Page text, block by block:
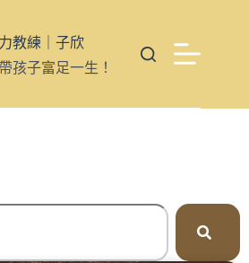
教練｜子欣
孩子富足一生！